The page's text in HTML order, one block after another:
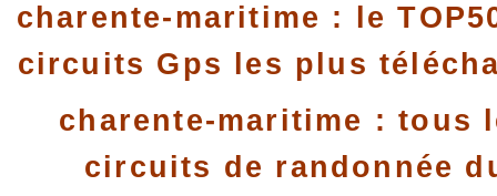
charente-maritime : le
circuits Gps les plus
charente-maritime : tous
circuits de randonnée